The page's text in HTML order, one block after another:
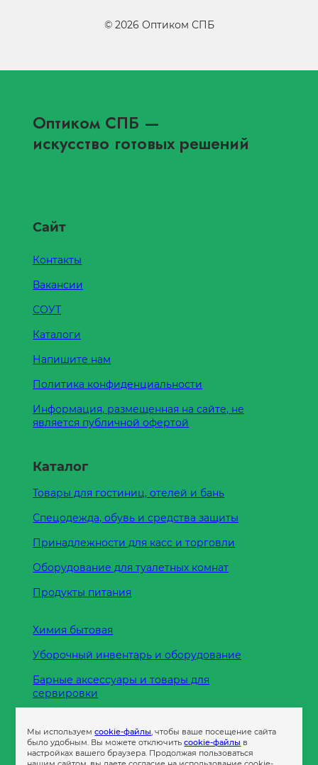
© 2026 Оптиком СПБ
Оптиком СПБ —
искусство готовых решений
Сайт
Контакты
Вакансии
СОУТ
Каталоги
Напишите нам
Политика конфиденциальности
Информация, размещенная на сайте, не
является публичной офертой
Каталог
Товары для гостиниц, отелей и бань
Спецодежда, обувь и средства защиты
Принадлежности для касс и торговли
Оборудование для туалетных комнат
Продукты питания
Химия бытовая
Уборочный инвентарь и оборудование
Барные аксессуары и товары для
сервировки
Пленка
Мы используемcookie-файлы, чтобы ваше посещение сайта
было удобным. Вы можете отключитьcookie-файлы в
настройках вашего браузера. Продолжая пользоваться